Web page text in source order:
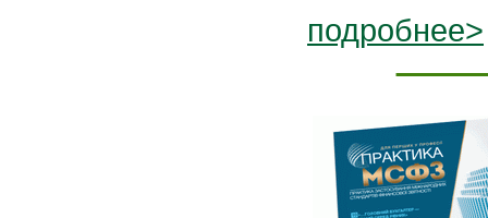
подробнее>